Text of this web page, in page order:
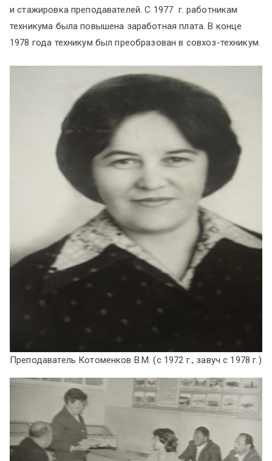
и стажировка преподавателей. С 1977 г. работникам
техникума была повышена заработная плата. В конце
1978 года техникум был преобразован в совхоз-техникум.
Преподаватель Котоменков В.М. (с 1972 г., завуч с 1978 г.)